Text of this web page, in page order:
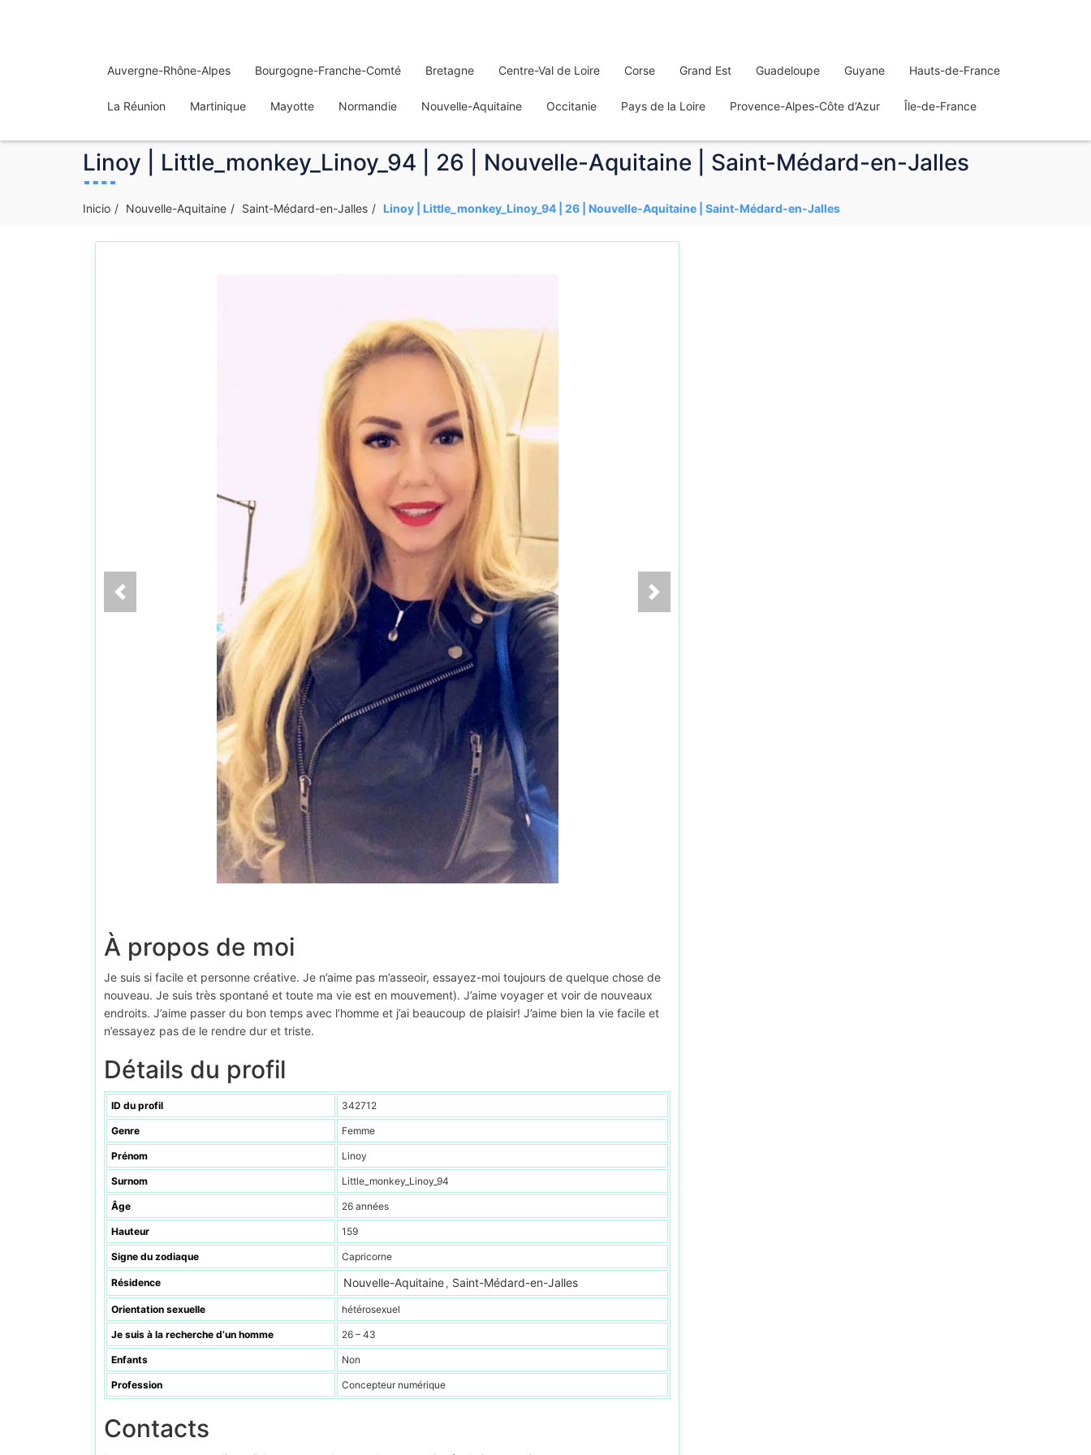
Auvergne-Rhône-Alpes Bourgogne-Franche-Comté Bretagne Centre-Val de Loire Corse Grand Est Guadeloupe Guyane Hauts-de-France
La Réunion Martinique Mayotte Normandie Nouvelle-Aquitaine Occitanie Pays de la Loire Provence-Alpes-Côte d’Azur Île-de-France
Linoy | Little_monkey_Linoy_94 | 26 | Nouvelle-Aquitaine | Saint-Médard-en-Jalles
Inicio Nouvelle-Aquitaine Saint-Médard-en-Jalles Linoy | Little_monkey_Linoy_94 | 26 | Nouvelle-Aquitaine | Saint-Médard-en-Jalles
À propos de moi
Je suis si facile et personne créative. Je n’aime pas m’asseoir, essayez-moi toujours de quelque chose de
nouveau. Je suis très spontané et toute ma vie est en mouvement). J’aime voyager et voir de nouveaux
endroits. J’aime passer du bon temps avec l’homme et j’ai beaucoup de plaisir! J’aime bien la vie facile et
n’essayez pas de le rendre dur et triste.
Détails du profil
ID du profil 342712
Genre Femme
Prénom Linoy
Surnom Little_monkey_Linoy_94
Âge 26 années
Hauteur 159
Signe du zodiaque Capricorne
Résidence Nouvelle-Aquitaine , Saint-Médard-en-Jalles
Orientation sexuelle hétérosexuel
Je suis à la recherche d’un homme 26 – 43
Enfants Non
Profession Concepteur numérique
Contacts